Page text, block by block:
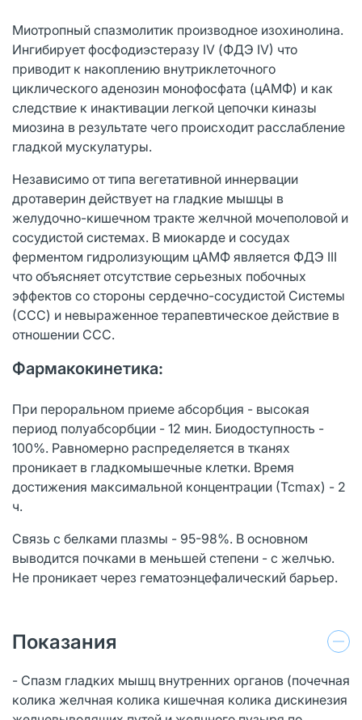
Миотропный спазмолитик производное изохинолина.
Ингибирует фосфодиэстеразу IV (ФДЭ IV) что
приводит к накоплению внутриклеточного
циклического аденозин монофосфата (цАМФ) и как
следствие к инактивации легкой цепочки киназы
миозина в результате чего происходит расслабление
гладкой мускулатуры.
Независимо от типа вегетативной иннервации
дротаверин действует на гладкие мышцы в
желудочно-кишечном тракте желчной мочеполовой и
сосудистой системах. В миокарде и сосудах
ферментом гидролизующим цАМФ является ФДЭ III
что объясняет отсутствие серьезных побочных
эффектов со стороны сердечно-сосудистой Системы
(ССС) и невыраженное терапевтическое действие в
отношении ССС.
Фармакокинетика:
При пероральном приеме абсорбция - высокая
период полуабсорбции - 12 мин. Биодоступность -
100%. Равномерно распределяется в тканях
проникает в гладкомышечные клетки. Время
достижения максимальной концентрации (Тсmах) - 2
ч.
Связь с белками плазмы - 95-98%. В основном
выводится почками в меньшей степени - с желчью.
Не проникает через гематоэнцефалический барьер.
Показания
- Спазм гладких мышц внутренних органов (почечная
колика желчная колика кишечная колика дискинезия